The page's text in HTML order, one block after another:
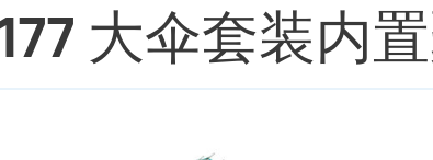
大伞套装内